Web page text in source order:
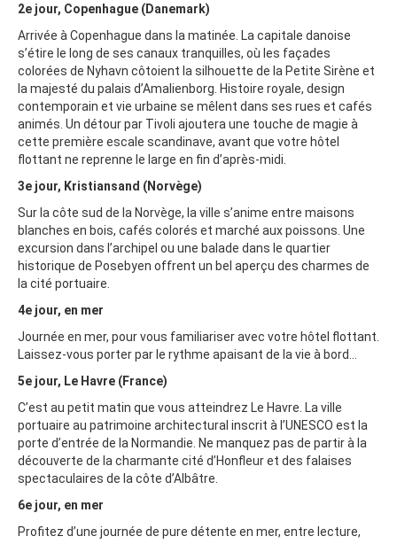
2e jour, Copenhague (Danemark)
Arrivée à Copenhague dans la matinée. La capitale danoise
s’étire le long de ses canaux tranquilles, où les façades
colorées de Nyhavn côtoient la silhouette de la Petite Sirène et
la majesté du palais d’Amalienborg. Histoire royale, design
contemporain et vie urbaine se mêlent dans ses rues et cafés
animés. Un détour par Tivoli ajoutera une touche de magie à
cette première escale scandinave, avant que votre hôtel
flottant ne reprenne le large en fin d’après-midi.
3e jour, Kristiansand (Norvège)
Sur la côte sud de la Norvège, la ville s’anime entre maisons
blanches en bois, cafés colorés et marché aux poissons. Une
excursion dans l’archipel ou une balade dans le quartier
historique de Posebyen offrent un bel aperçu des charmes de
la cité portuaire.
4e jour, en mer
Journée en mer, pour vous familiariser avec votre hôtel flottant.
Laissez-vous porter par le rythme apaisant de la vie à bord...
5e jour, Le Havre (France)
C’est au petit matin que vous atteindrez Le Havre. La ville
portuaire au patrimoine architectural inscrit à l’UNESCO est la
porte d’entrée de la Normandie. Ne manquez pas de partir à la
découverte de la charmante cité d’Honfleur et des falaises
spectaculaires de la côte d’Albâtre.
6e jour, en mer
Profitez d’une journée de pure détente en mer, entre lecture,